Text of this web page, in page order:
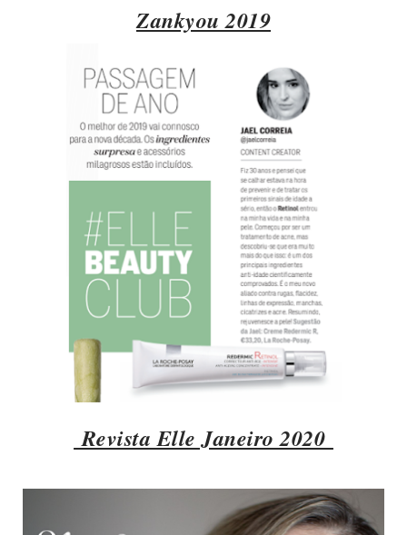
Zankyou 2019
Revista Elle Janeiro 2020